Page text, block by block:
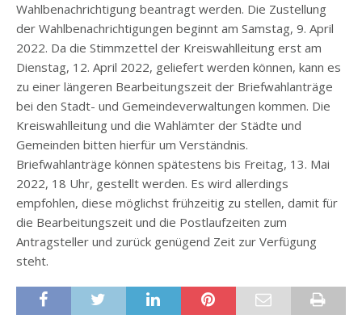
Wahlbenachrichtigung beantragt werden. Die Zustellung
der Wahlbenachrichtigungen beginnt am Samstag, 9. April
2022. Da die Stimmzettel der Kreiswahlleitung erst am
Dienstag, 12. April 2022, geliefert werden können, kann es
zu einer längeren Bearbeitungszeit der Briefwahlanträge
bei den Stadt- und Gemeindeverwaltungen kommen. Die
Kreiswahlleitung und die Wahlämter der Städte und
Gemeinden bitten hierfür um Verständnis.
Briefwahlanträge können spätestens bis Freitag, 13. Mai
2022, 18 Uhr, gestellt werden. Es wird allerdings
empfohlen, diese möglichst frühzeitig zu stellen, damit für
die Bearbeitungszeit und die Postlaufzeiten zum
Antragsteller und zurück genügend Zeit zur Verfügung
steht.